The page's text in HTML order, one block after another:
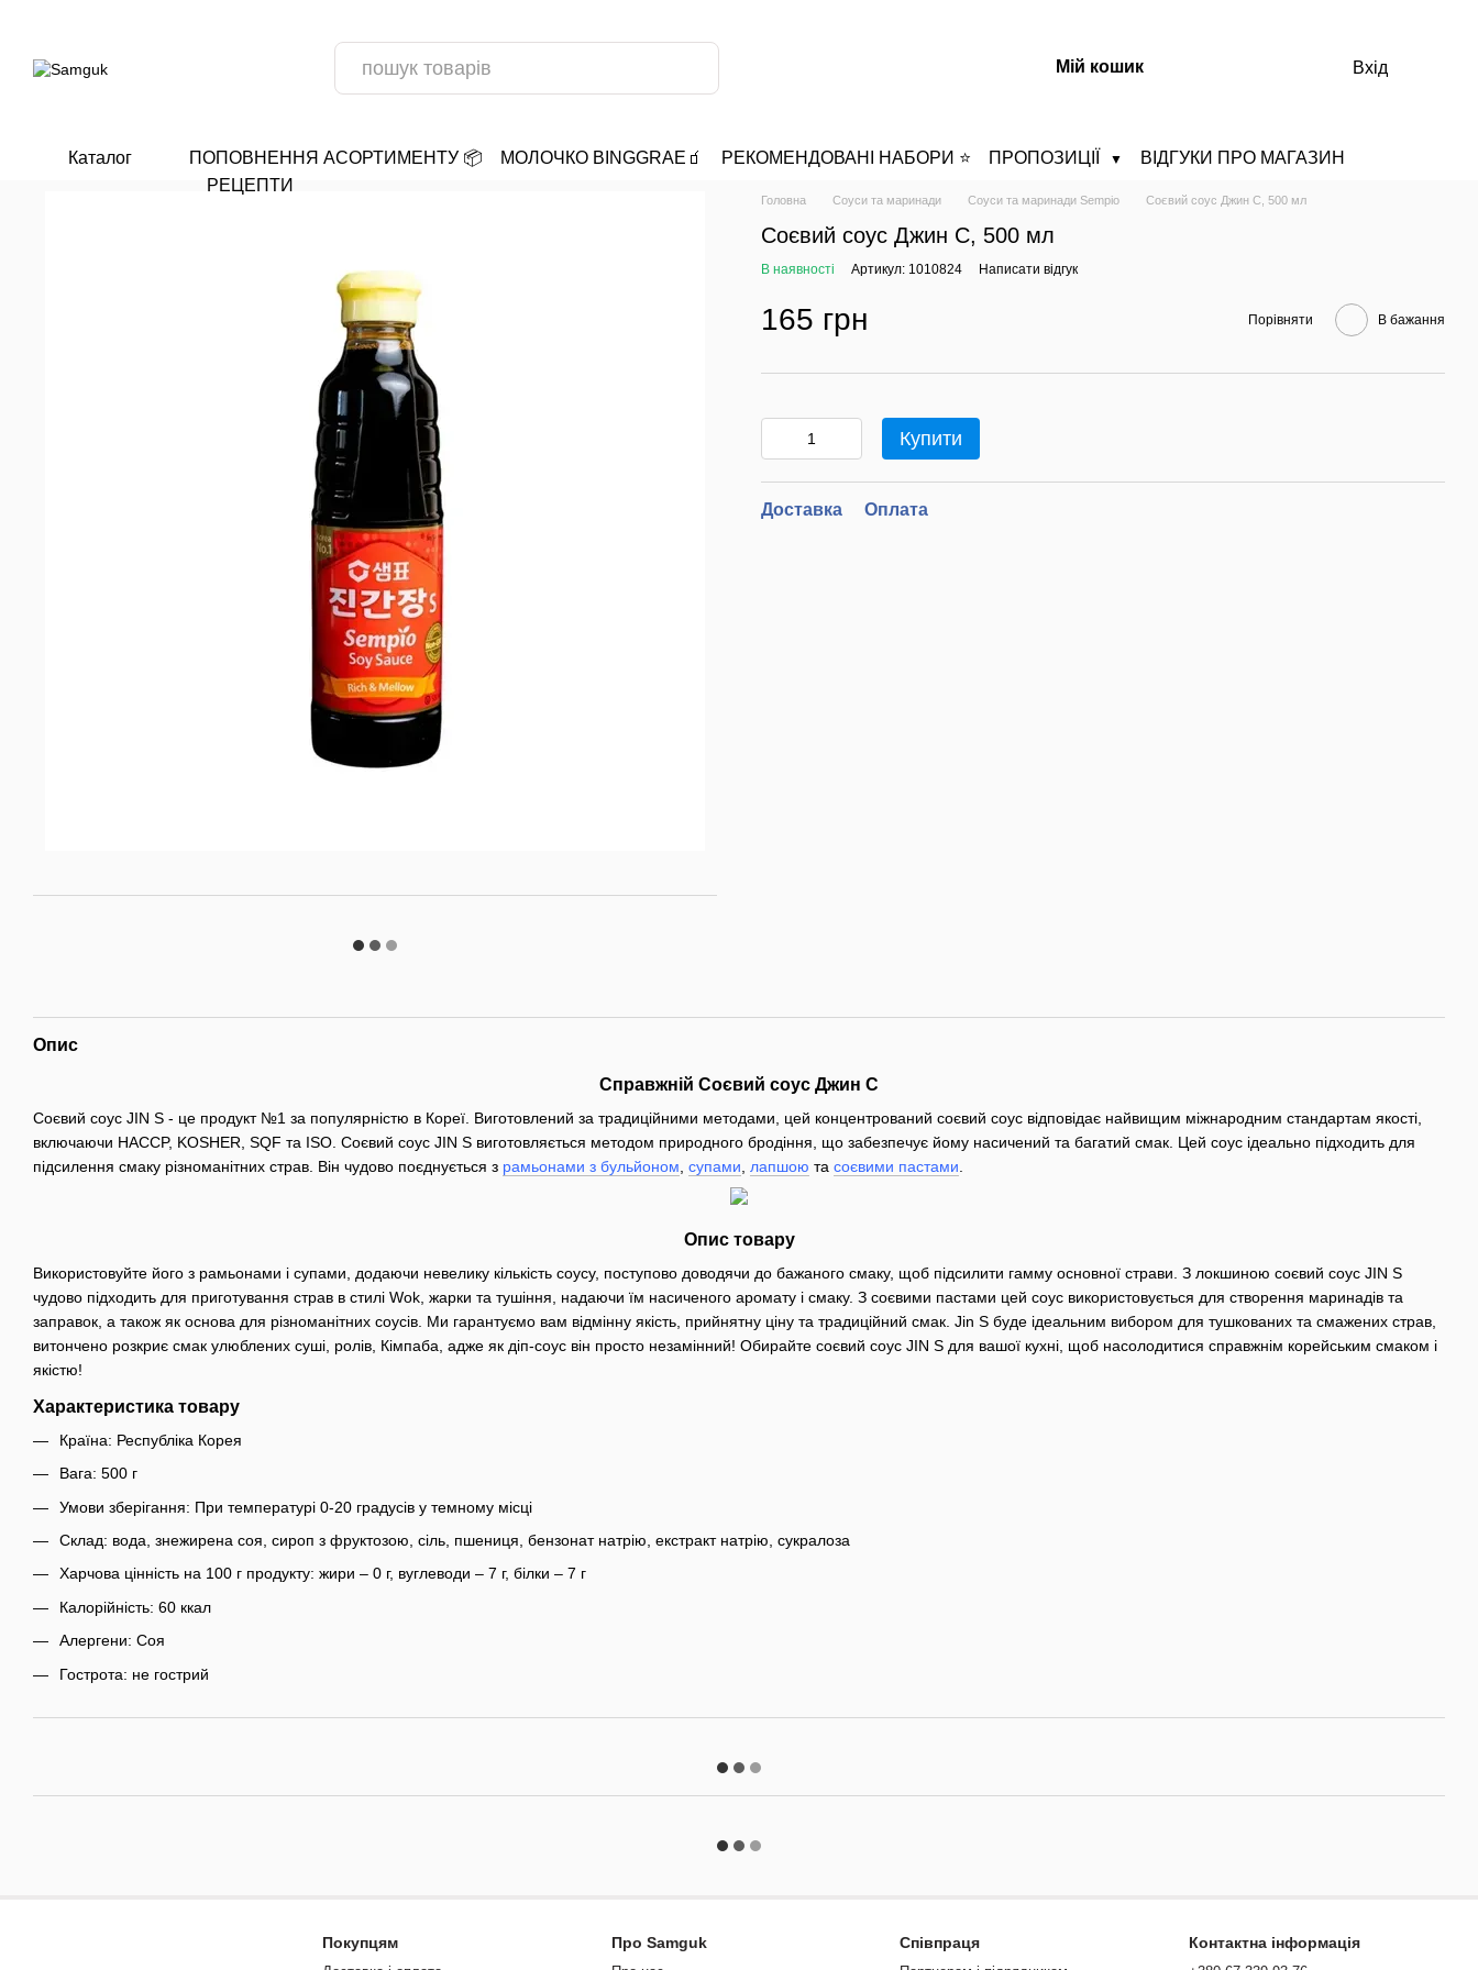
Мій кошик Вхід
Каталог ПОПОВНЕННЯ АСОРТИМЕНТУ 📦 МОЛОЧКО BINGGRAE🧃 РЕКОМЕНДОВАНІ НАБОРИ ⭐️ ПРОПОЗИЦІЇ ▼
ВІДГУКИ ПРО МАГАЗИН
РЕЦЕПТИ
Головна Соуси та маринади Соуси та маринади Sempio Соєвий соус Джин С, 500 мл
Соєвий соус Джин С, 500 мл
В наявності Артикул: 1010824 Написати відгук
165 грн Порівняти В бажання
Купити
Доставка Оплата
Опис
Справжній Соєвий соус Джин С
Соєвий соус JIN S - це продукт №1 за популярністю в Кореї. Виготовлений за традиційними методами, цей концентрований соєвий соус відповідає найвищим міжнародним стандартам якості,
включаючи HACCP, KOSHER, SQF та ISO. Соєвий соус JIN S виготовляється методом природного бродіння, що забезпечує йому насичений та багатий смак. Цей соус ідеально підходить для
підсилення смаку різноманітних страв. Він чудово поєднується з рамьонами з бульйоном супами лапшою та соєвими пастами
Опис товару
Використовуйте його з рамьонами і супами, додаючи невелику кількість соусу, поступово доводячи до бажаного смаку, щоб підсилити гамму основної страви. З локшиною соєвий соус JIN S
чудово підходить для приготування страв в стилі Wok, жарки та тушіння, надаючи їм насиченого аромату і смаку. З соєвими пастами цей соус використовується для створення маринадів та
заправок, а також як основа для різноманітних соусів. Ми гарантуємо вам відмінну якість, прийнятну ціну та традиційний смак. Jin S буде ідеальним вибором для тушкованих та смажених страв,
витончено розкриє смак улюблених суші, ролів, Кімпаба, адже як діп-соус він просто незамінний! Обирайте соєвий соус JIN S для вашої кухні, щоб насолодитися справжнім корейським смаком і
якістю!
Характеристика товару
Країна: Республіка Корея
Вага: 500 г
Умови зберігання: При температурі 0-20 градусів у темному місці
Склад: вода, знежирена соя, сироп з фруктозою, сіль, пшениця, бензонат натрію, екстракт натрію, сукралоза
Харчова цінність на 100 г продукту: жири – 0 г, вуглеводи – 7 г, білки – 7 г
Калорійність: 60 ккал
Алергени: Соя
Гострота: не гострий
Покупцям Про Samguk Співпраця Контактна інформація